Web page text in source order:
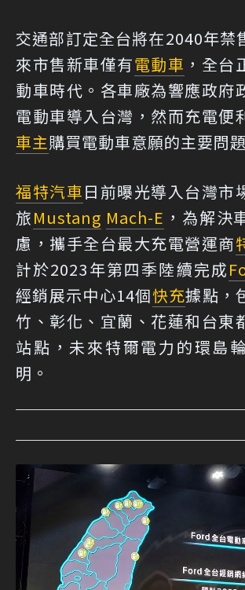
交通部訂定全台將在2040年禁
來市售新車僅有電動車 ，全台
動車時代。各車廠為響應政府
電動車導入台灣，然而充電便
車主購買電動車意願的主要問
福特汽車日前曝光導入台灣市
旅Mustang Mach-E ，為解決
慮，攜手全台最大充電營運商
計於2023年第四季陸續完成
經銷展示中心14個快充據點，
竹、彰化、宜蘭、花蓮和台東
站點，未來特爾電力的環島
明。